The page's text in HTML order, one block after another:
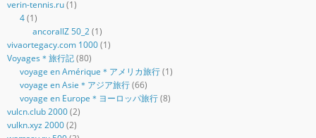
verin-tennis.ru(1)
4(1)
ancorallZ 50_2(1)
vivaortegacy.com 1000(1)
Voyages＊旅行記(80)
voyage en Amérique＊アメリカ旅行(1)
voyage en Asie＊アジア旅行(66)
voyage en Europe＊ヨーロッパ旅行(8)
vulcn.club 2000(2)
vulkn.xyz 2000(2)